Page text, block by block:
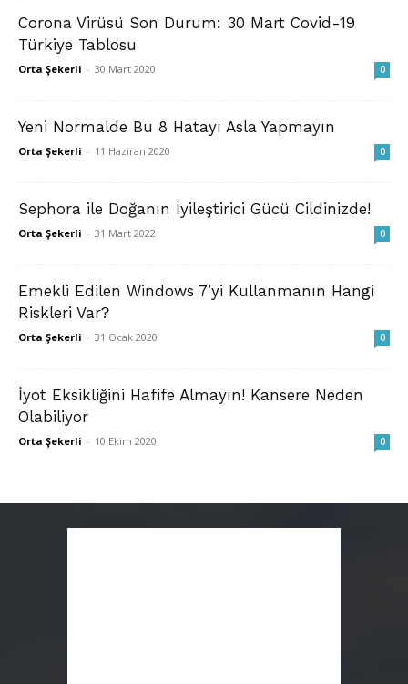
Corona Virüsü Son Durum: 30 Mart Covid-19
Türkiye Tablosu
Orta Şekerli - 30 Mart 2020 0
Yeni Normalde Bu 8 Hatayı Asla Yapmayın
Orta Şekerli - 11 Haziran 2020 0
Sephora ile Doğanın İyileştirici Gücü Cildinizde!
Orta Şekerli - 31 Mart 2022 0
Emekli Edilen Windows 7’yi Kullanmanın Hangi
Riskleri Var?
Orta Şekerli - 31 Ocak 2020 0
İyot Eksikliğini Hafife Almayın! Kansere Neden
Olabiliyor
Orta Şekerli - 10 Ekim 2020 0